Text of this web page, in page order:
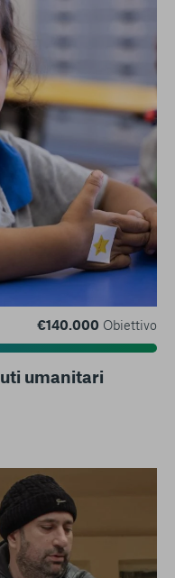
€140.000 Obiettivo
umanitari